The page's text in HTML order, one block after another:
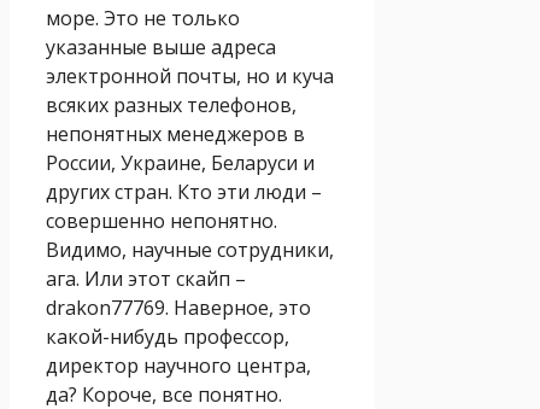
море. Это не только
указанные выше адреса
электронной почты, но и куча
всяких разных телефонов,
непонятных менеджеров в
России, Украине, Беларуси и
других стран. Кто эти люди –
совершенно непонятно.
Видимо, научные сотрудники,
ага. Или этот скайп –
drakon77769. Наверное, это
какой-нибудь профессор,
директор научного центра,
да? Короче, все понятно.